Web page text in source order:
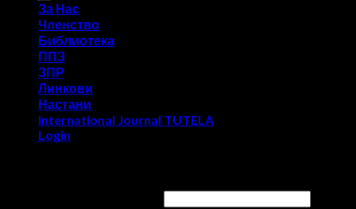
За Нас
Членство
Библиотека
ППЗ
ЗПР
Линкови
Настани
International Journal TUTELA
Login